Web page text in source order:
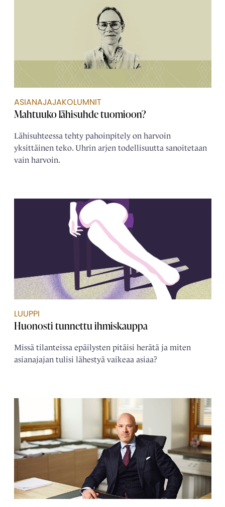
ASIANAJAJAKOLUMNIT
Mahtuuko lähisuhde tuomioon?
Lähisuhteessa tehty pahoinpitely on harvoin
yksittäinen teko. Uhrin arjen todellisuutta sanoitetaan
vain harvoin.
LUUPPI
Huonosti tunnettu ihmiskauppa
Missä tilanteissa epäilysten pitäisi herätä ja miten
asianajajan tulisi lähestyä vaikeaa asiaa?